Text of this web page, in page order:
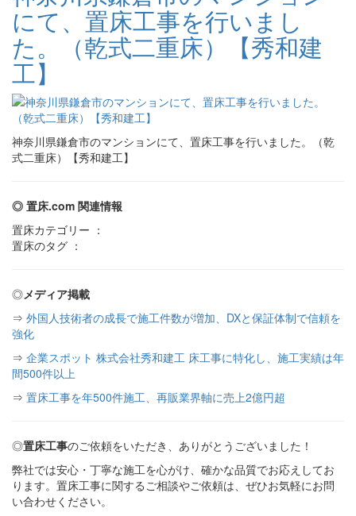
にて、置床工事を行いまし
た。（乾式二重床）【秀和建
工】
神奈川県鎌倉市のマンションにて、置床工事を行いました。（乾
式二重床）【秀和建工】
◎ 置床.com 関連情報
置床カテゴリー ：
置床のタグ ：
◎メディア掲載
⇒ 外国人技術者の成長で施工件数が増加、DXと保証体制で信頼を
強化
⇒ 企業スポット 株式会社秀和建工 床工事に特化し、施工実績は年
間500件以上
⇒ 置床工事を年500件施工、再販業界軸に売上2億円超
◎置床工事のご依頼をいただき、ありがとうございました！
弊社では安心・丁寧な施工を心がけ、確かな品質でお応えしてお
ります。置床工事に関するご相談やご依頼は、ぜひお気軽にお問
い合わせください。